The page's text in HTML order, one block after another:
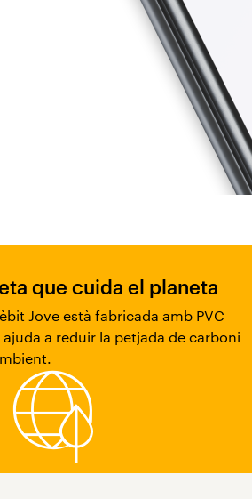
que cuida el planeta
Jove està fabricada amb PVC
a reduir la petjada de carboni